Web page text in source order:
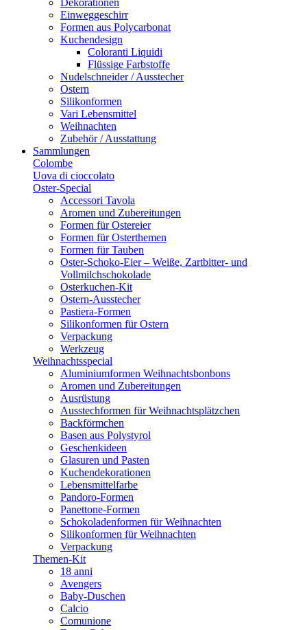
Dekorationen
Einweggeschirr
Formen aus Polycarbonat
Kuchendesign
Coloranti Liquidi
Flüssige Farbstoffe
Nudelschneider / Ausstecher
Ostern
Silikonformen
Vari Lebensmittel
Weihnachten
Zubehör / Ausstattung
Sammlungen
Colombe
Uova di cioccolato
Oster-Special
Accessori Tavola
Aromen und Zubereitungen
Formen für Ostereier
Formen für Osterthemen
Formen für Tauben
Oster-Schoko-Eier – Weiße, Zartbitter- und
Vollmilchschokolade
Osterkuchen-Kit
Ostern-Ausstecher
Pastiera-Formen
Silikonformen für Ostern
Verpackung
Werkzeug
Weihnachtsspecial
Aluminiumformen Weihnachtsbonbons
Aromen und Zubereitungen
Ausrüstung
Ausstechformen für Weihnachtsplätzchen
Backförmchen
Basen aus Polystyrol
Geschenkideen
Glasuren und Pasten
Kuchendekorationen
Lebensmittelfarbe
Pandoro-Formen
Panettone-Formen
Schokoladenformen für Weihnachten
Silikonformen für Weihnachten
Verpackung
Themen-Kit
18 anni
Avengers
Baby-Duschen
Calcio
Comunione